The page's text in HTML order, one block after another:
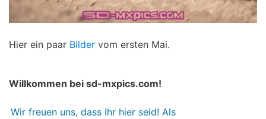
Hier ein paar Bilder vom ersten Mai.
Willkommen bei sd-mxpics.com!
Wir freuen uns, dass Ihr hier seid! Als